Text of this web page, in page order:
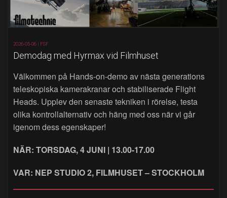
2026-05-06 | FSF
Demodag med Hyrmax vid Filmhuset
Välkommen på Hands‑on‑demo av nästa generations
teleskopiska kamerakranar och stabiliserade Flight
Heads. Upplev den senaste tekniken i rörelse, testa
olika kontrollalternativ och häng med oss när vi går
igenom dess egenskaper!
NÄR: TORSDAG, 4 JUNI | 13.00-17.00
VAR: NEP STUDIO 2, FILMHUSET – STOCKHOLM